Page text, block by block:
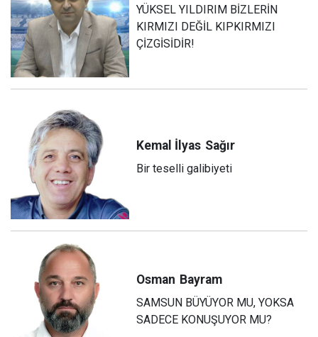
YÜKSEL YILDIRIM BİZLERİN
KIRMIZI DEĞİL KIPKIRMIZI
ÇİZGİSİDİR!
Kemal İlyas Sağır
Bir teselli galibiyeti
Osman Bayram
SAMSUN BÜYÜYOR MU, YOKSA
SADECE KONUŞUYOR MU?